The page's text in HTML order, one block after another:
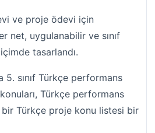
ve proje ödevi için
net, uygulanabilir ve sınıf
tasarlandı.
5. sınıf Türkçe performans
Türkçe performans
bir Türkçe proje konu listesi bir